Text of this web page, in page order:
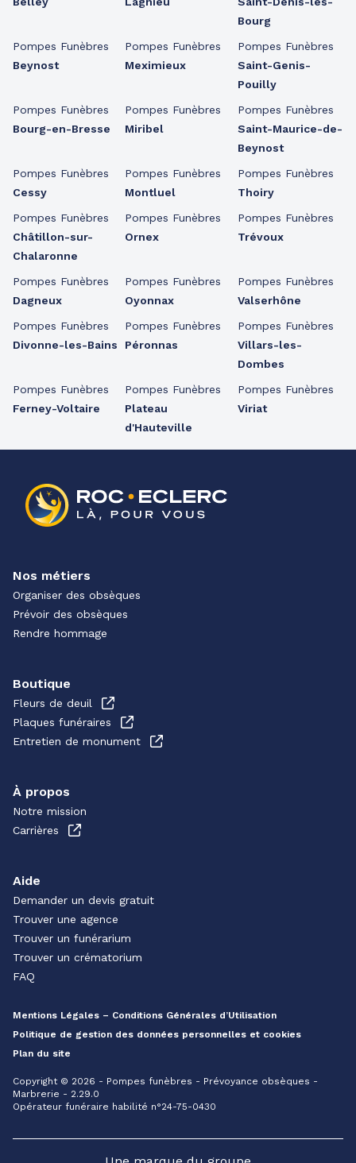
Pompes Funèbres
Beynost
Pompes Funèbres
Bourg-en-Bresse
Pompes Funèbres
Cessy
Pompes Funèbres
Châtillon-sur-
Chalaronne
Pompes Funèbres
Dagneux
Pompes Funèbres
Divonne-les-Bains
Pompes Funèbres
Ferney-Voltaire
Pompes Funèbres
Meximieux
Pompes Funèbres
Miribel
Pompes Funèbres
Montluel
Pompes Funèbres
Ornex
Pompes Funèbres
Oyonnax
Pompes Funèbres
Péronnas
Pompes Funèbres
Plateau
d'Hauteville
Bourg
Pompes Funèbres
Saint-Genis-
Pouilly
Pompes Funèbres
Saint-Maurice-de-
Beynost
Pompes Funèbres
Thoiry
Pompes Funèbres
Trévoux
Pompes Funèbres
Valserhône
Pompes Funèbres
Villars-les-
Dombes
Pompes Funèbres
Viriat
Nos métiers
Organiser des obsèques
Prévoir des obsèques
Rendre hommage
Boutique
Fleurs de deuil
Plaques funéraires
Entretien de monument
À propos
Notre mission
Carrières
Aide
Demander un devis gratuit
Trouver une agence
Trouver un funérarium
Trouver un crématorium
FAQ
Mentions Légales – Conditions Générales d’Utilisation
Politique de gestion des données personnelles et cookies
Plan du site
Copyright © 2026 - Pompes funèbres - Prévoyance obsèques -
Marbrerie - 2.29.0
Opérateur funéraire habilité n°24-75-0430